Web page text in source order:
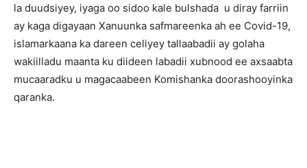
la duudsiyey, iyaga oo sidoo kale bulshada u diray farriin
ay kaga digayaan Xanuunka safmareenka ah ee Covid-19,
islamarkaana ka dareen celiyey tallaabadii ay golaha
wakiilladu maanta ku diideen labadii xubnood ee axsaabta
mucaaradku u magacaabeen Komishanka doorashooyinka
qaranka.